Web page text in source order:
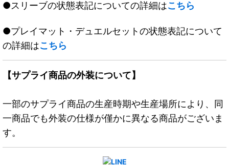
●スリーブの状態表記についての詳細はこちら
●プレイマット・デュエルセットの状態表記について
の詳細はこちら
【サプライ商品の外装について】
一部のサプライ商品の生産時期や生産場所により、同
一商品でも外装の仕様が僅かに異なる商品がございま
す。